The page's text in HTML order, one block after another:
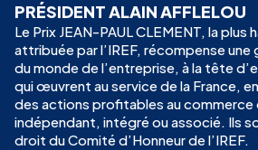
PRÉSIDENT ALAIN AFFLELOU
Le Prix JEAN-PAUL CLEMENT, la
attribuée par l’IREF, récompense
du monde de l’entreprise, à la tête
qui œuvrent au service de la France,
des actions profitables au commerce
indépendant, intégré ou associé. Ils
droit du Comité d’Honneur de l’IREF.